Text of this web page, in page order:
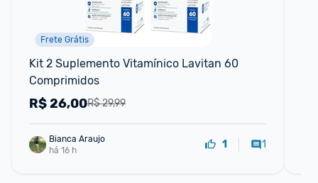
Frete Grátis
Kit 2 Suplemento Vitamínico Lavitan 60
Comprimidos
R$ 29,99
R$26,00
Bianca Araujo
há 16 h
1 1